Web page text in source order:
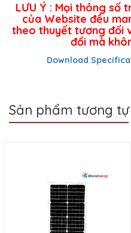
LƯU Ý : Mọi thông số
của Website đều
theo thuyết tương đối
đổi mà
Download
Sản phẩm tương tự